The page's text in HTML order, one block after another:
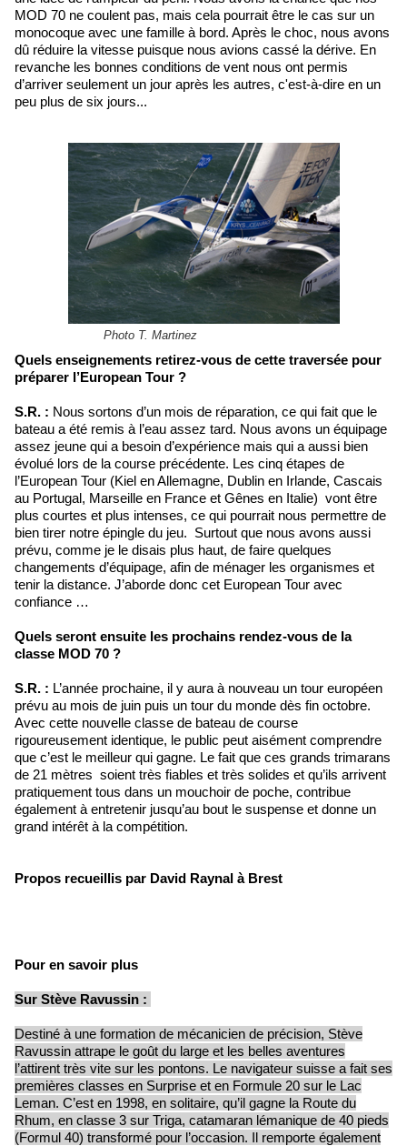
MOD 70 ne coulent pas, mais cela pourrait être le cas sur un
monocoque avec une famille à bord. Après le choc, nous avons
dû réduire la vitesse puisque nous avions cassé la dérive. En
revanche les bonnes conditions de vent nous ont permis
d’arriver seulement un jour après les autres, c'est-à-dire en un
peu plus de six jours...
Photo T. Martinez
Quels enseignements retirez-vous de cette traversée pour
préparer l’European Tour ?
S.R. : Nous sortons d’un mois de réparation, ce qui fait que le
bateau a été remis à l’eau assez tard. Nous avons un équipage
assez jeune qui a besoin d’expérience mais qui a aussi bien
évolué lors de la course précédente. Les cinq étapes de
l’European Tour (Kiel en Allemagne, Dublin en Irlande, Cascais
au Portugal, Marseille en France et Gênes en Italie) vont être
plus courtes et plus intenses, ce qui pourrait nous permettre de
bien tirer notre épingle du jeu. Surtout que nous avons aussi
prévu, comme je le disais plus haut, de faire quelques
changements d’équipage, afin de ménager les organismes et
tenir la distance. J’aborde donc cet European Tour avec
confiance …
Quels seront ensuite les prochains rendez-vous de la
classe MOD 70 ?
S.R. : L’année prochaine, il y aura à nouveau un tour européen
prévu au mois de juin puis un tour du monde dès fin octobre.
Avec cette nouvelle classe de bateau de course
rigoureusement identique, le public peut aisément comprendre
que c’est le meilleur qui gagne. Le fait que ces grands trimarans
de 21 mètres soient très fiables et très solides et qu’ils arrivent
pratiquement tous dans un mouchoir de poche, contribue
également à entretenir jusqu’au bout le suspense et donne un
grand intérêt à la compétition.
Propos recueillis par David Raynal à Brest
Pour en savoir plus
Sur Stève Ravussin :
Destiné à une formation de mécanicien de précision, Stève
Ravussin attrape le goût du large et les belles aventures
l’attirent très vite sur les pontons. Le navigateur suisse a fait ses
premières classes en Surprise et en Formule 20 sur le Lac
Leman. C’est en 1998, en solitaire, qu’il gagne la Route du
Rhum, en classe 3 sur Triga, catamaran lémanique de 40 pieds
(Formul 40) transformé pour l’occasion. Il remporte également